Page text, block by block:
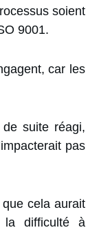
soient
9001.
car les
suite réagi,
pas
cela aurait
difficulté à